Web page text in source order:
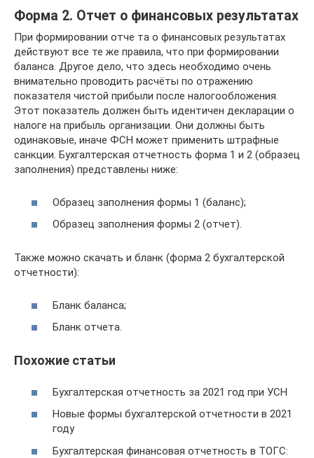
Форма 2. Отчет о финансовых результатах
При формировании отче та о финансовых результатах
действуют все те же правила, что при формировании
баланса. Другое дело, что здесь необходимо очень
внимательно проводить расчёты по отражению
показателя чистой прибыли после налогообложения.
Этот показатель должен быть идентичен декларации о
налоге на прибыль организации. Они должны быть
одинаковые, иначе ФСН может применить штрафные
санкции. Бухгалтерская отчетность форма 1 и 2 (образец
заполнения) представлены ниже:
Образец заполнения формы 1 (баланс);
Образец заполнения формы 2 (отчет).
Также можно скачать и бланк (форма 2 бухгалтерской
отчетности):
Бланк баланса;
Бланк отчета.
Похожие статьи
Бухгалтерская отчетность за 2021 год при УСН
Новые формы бухгалтерской отчетности в 2021
году
Бухгалтерская финансовая отчетность в ТОГС: